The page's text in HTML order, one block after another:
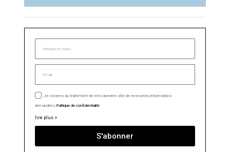
Je consens au traitement de mes données afin de recevoir les informations
demandées.Politique de confidentialité
lire plus >
S'abonner